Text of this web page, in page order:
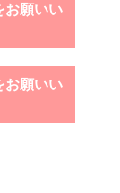
お願いい
お願いい